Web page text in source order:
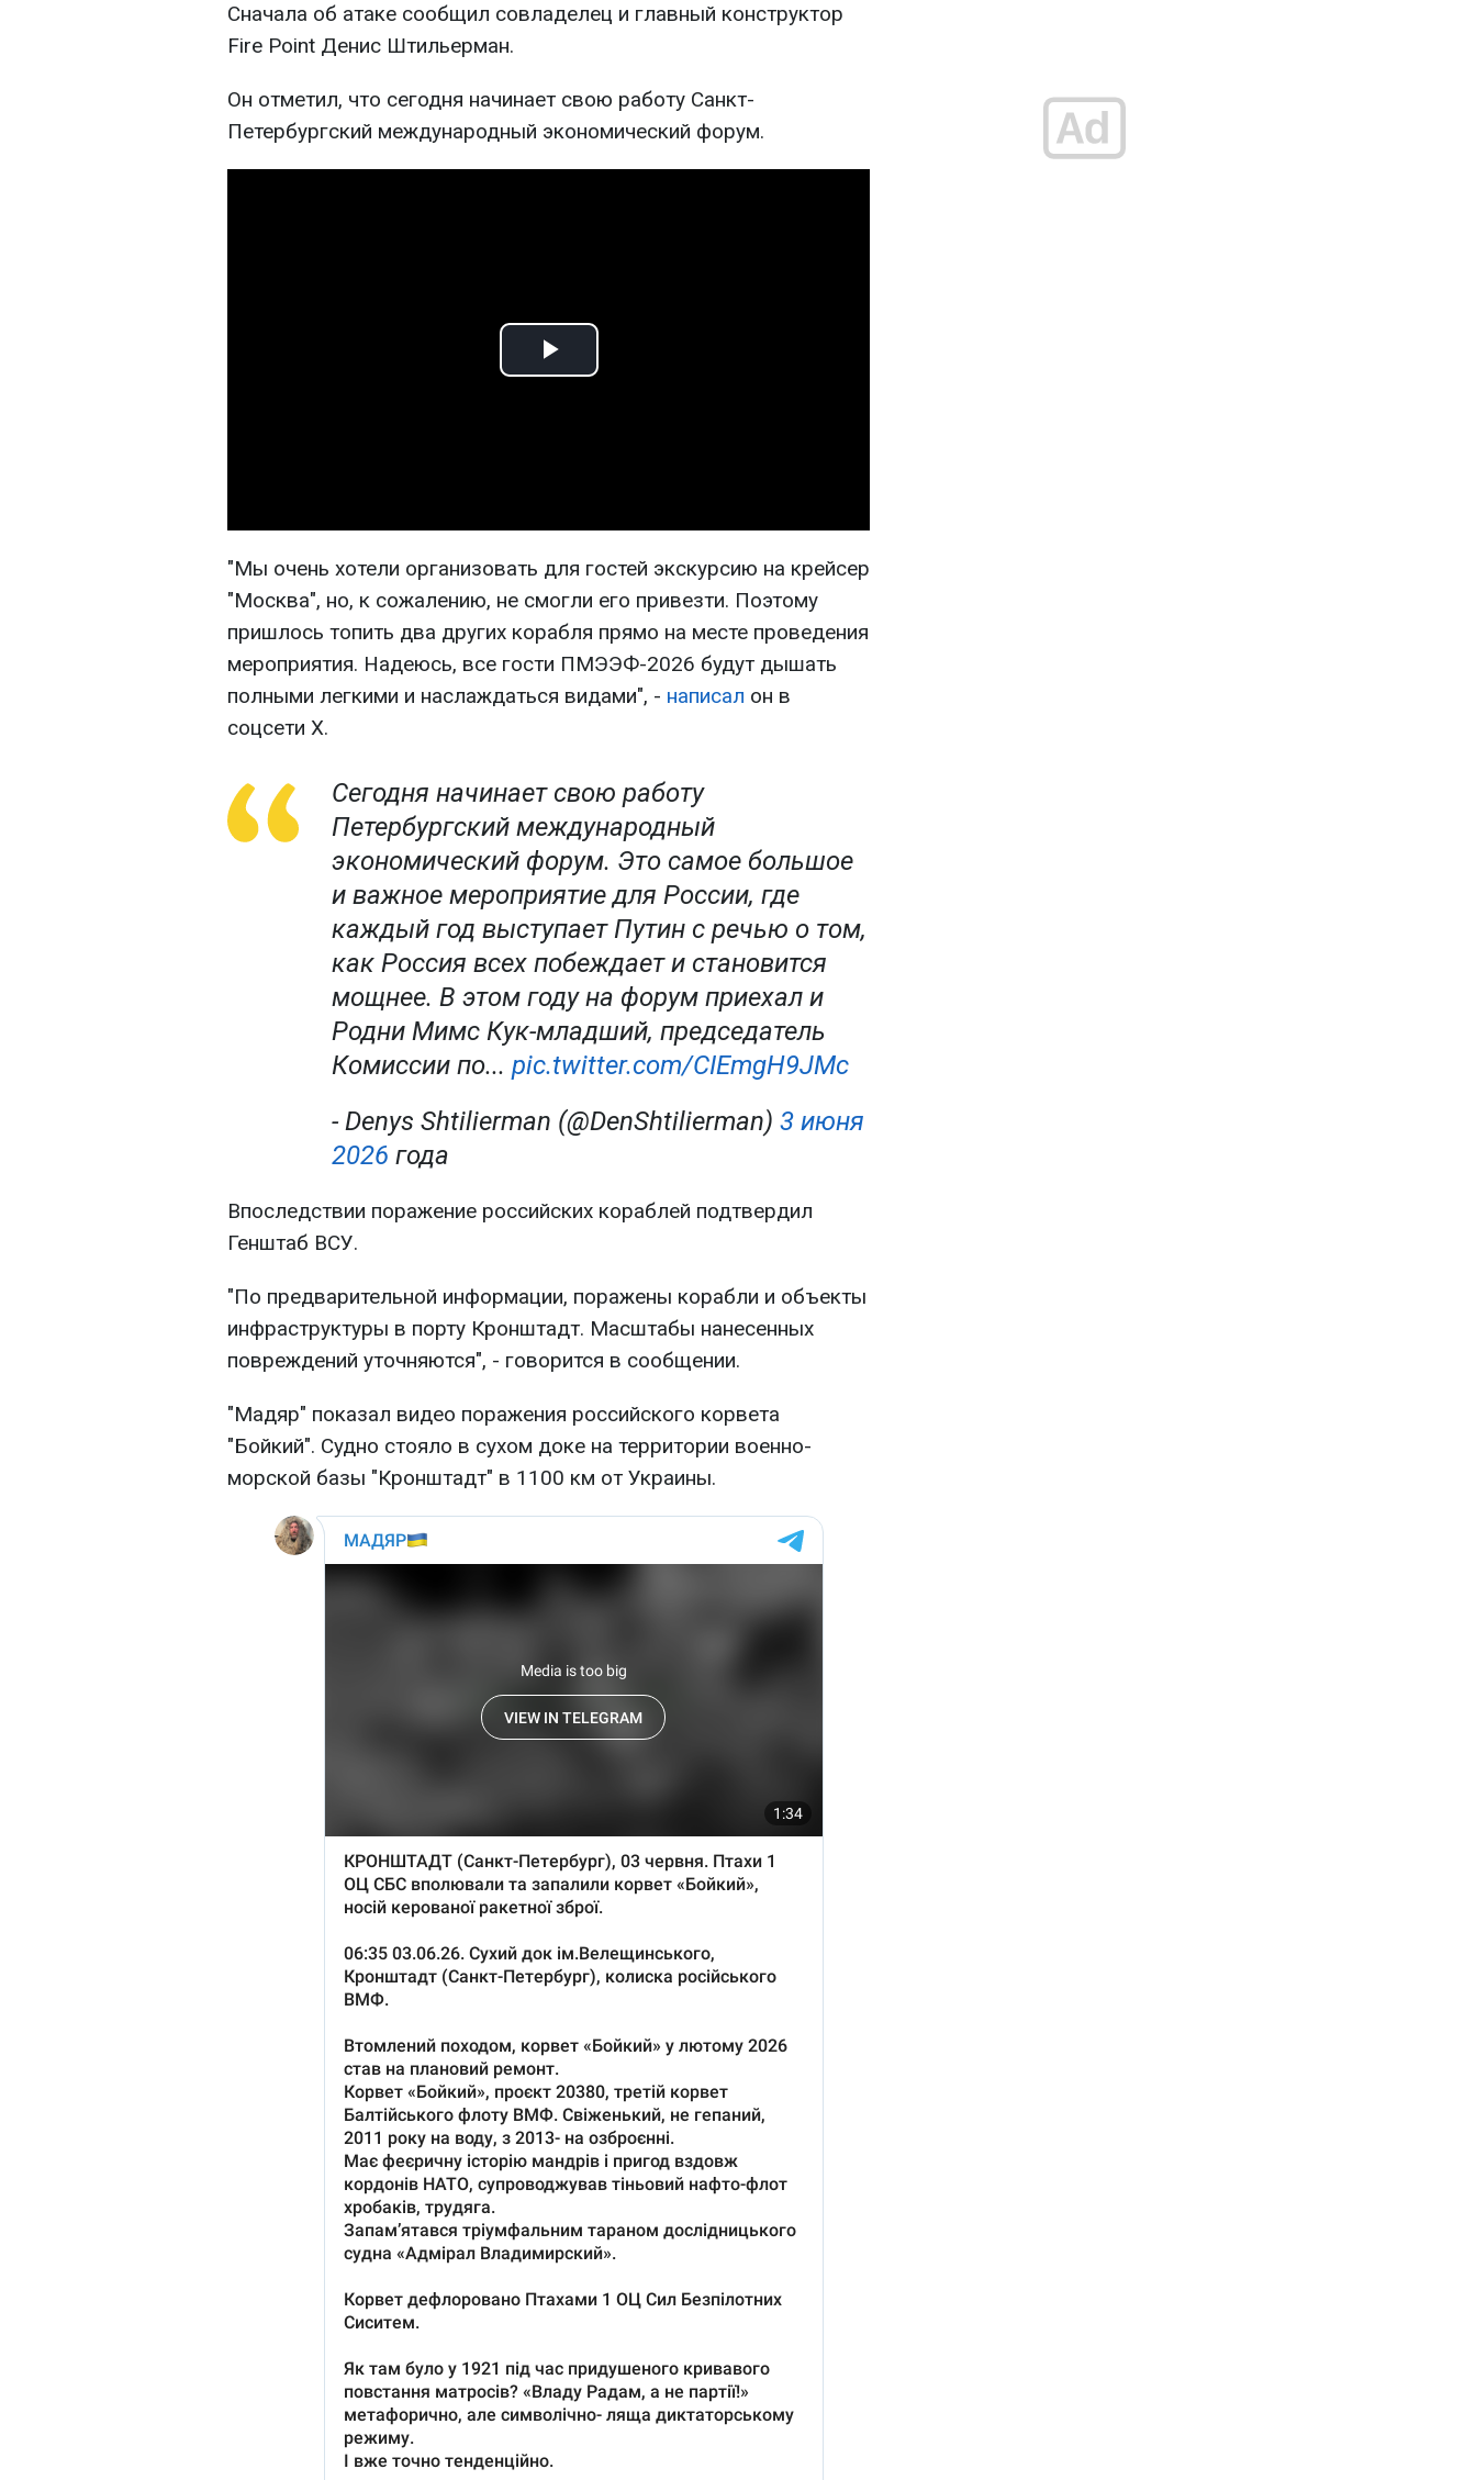
Сначала об атаке сообщил совладелец и главный конструктор
Fire Point Денис Штильерман.
Он отметил, что сегодня начинает свою работу Санкт-
Петербургский международный экономический форум.
Play
"Мы очень хотели организовать для гостей экскурсию на крейсер
"Москва", но, к сожалению, не смогли его привезти. Поэтому
пришлось топить два других корабля прямо на месте проведения
мероприятия. Надеюсь, все гости ПМЭЭФ-2026 будут дышать
полными легкими и наслаждаться видами", - написал он в
соцсети Х.
Сегодня начинает свою работу
Петербургский международный
экономический форум. Это самое большое
и важное мероприятие для России, где
каждый год выступает Путин с речью о том,
как Россия всех побеждает и становится
мощнее. В этом году на форум приехал и
Родни Мимс Кук-младший, председатель
Комиссии по... pic.twitter.com/CIEmgH9JMc
- Denys Shtilierman (@DenShtilierman) 3 июня
2026 года
Впоследствии поражение российских кораблей подтвердил
Генштаб ВСУ.
"По предварительной информации, поражены корабли и объекты
инфраструктуры в порту Кронштадт. Масштабы нанесенных
повреждений уточняются", - говорится в сообщении.
"Мадяр" показал видео поражения российского корвета
"Бойкий". Судно стояло в сухом доке на территории военно-
морской базы "Кронштадт" в 1100 км от Украины.